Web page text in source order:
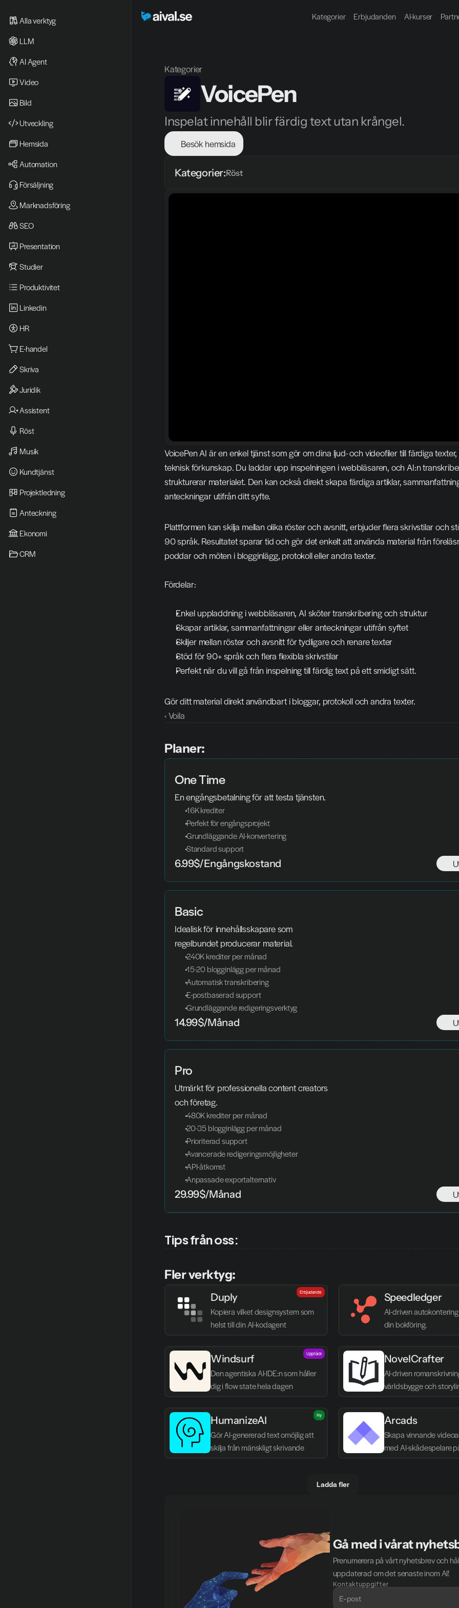
Kategorier Erbjudanden AI-kurser
Alla verktyg
LLM
AI Agent
Video
Bild
Utveckling
Hemsida
Automation
Försäljning
Marknadsföring
SEO
Presentation
Studier
Produktivitet
Linkedin
HR
E-handel
Skriva
Juridik
Assistent
Röst
Musik
Kundtjänst
Projektledning
Anteckning
Ekonomi
CRM
Kategorier
VoicePen
Inspelat innehåll blir färdig text utan krångel.
Besök hemsida
Kategorier:Röst
VoicePen AI är en enkel tjänst som gör om dina ljud- och videofiler till färdiga
teknisk förkunskap. Du laddar upp inspelningen i webbläsaren, och AI:n
strukturerar materialet. Den kan också direkt skapa färdiga artiklar,
anteckningar utifrån ditt syfte.
Plattformen kan skilja mellan olika röster och avsnitt, erbjuder flera skrivstilar och
90 språk. Resultatet sparar tid och gör det enkelt att använda material från
poddar och möten i blogginlägg, protokoll eller andra texter.
Fördelar:
Enkel uppladdning i webbläsaren, AI sköter transkribering och struktur
Skapar artiklar, sammanfattningar eller anteckningar utifrån syftet
Skiljer mellan röster och avsnitt för tydligare och renare texter
Stöd för 90+ språk och flera flexibla skrivstilar
Perfekt när du vill gå från inspelning till färdig text på ett smidigt sätt.
Gör ditt material direkt användbart i bloggar, protokoll och andra texter.
‹ Voila
Planer:
One Time
En engångsbetalning för att testa tjänsten.
16K krediter
Perfekt för engångsprojekt
Grundläggande AI-konvertering
Standard support
6.99$/Engångskostand
Basic
Idealisk för innehållsskapare som
regelbundet producerar material.
240K krediter per månad
15-20 blogginlägg per månad
Automatisk transkribering
E-postbaserad support
Grundläggande redigeringsverktyg
14.99$/Månad
Pro
Utmärkt för professionella content creators
och företag.
480K krediter per månad
20-35 blogginlägg per månad
Prioriterad support
Avancerade redigeringsmöjligheter
API-åtkomst
Anpassade exportalternativ
29.99$/Månad
Tips från oss:
Fler verktyg:
Duply
Kopiera vilket designsystem som
helst till din AI-kodagent
Erbjudande Speedledger
AI-driven
din bokföring.
Windsurf
Den agentiska AI-IDE:n som håller
dig i flow state hela dagen
Upptäck NovelCrafter
AI-driven
världsbygge och
HumanizeAI
Gör AI-genererad text omöjlig att
skilja från mänskligt skrivande
Ny Arcads
Skapa vinnande
med AI-skådespelare
Ladda fler
Gå med i vårat
Prenumerera på vårt nyhetsbrev och
uppdaterad om det senaste inom AI!
Kontaktuppgifter